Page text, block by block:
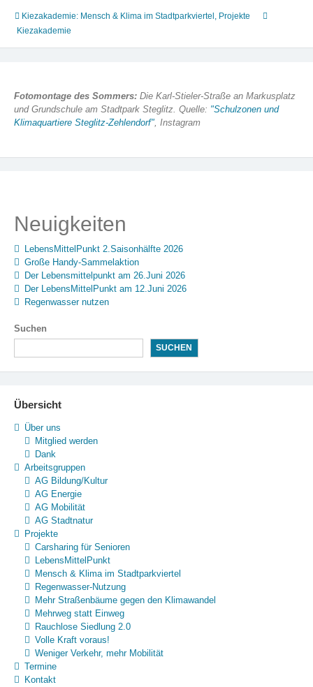
wieder
da!
Kiezakademie: Mensch & Klima im Stadtparkviertel , Projekte
Kiezakademie
Fotomontage des Sommers:Die Karl-Stieler-Straße an Markusplatz
und Grundschule am Stadtpark Steglitz. Quelle: "Schulzonen und
Klimaquartiere Steglitz-Zehlendorf", Instagram
Neuigkeiten
LebensMittelPunkt 2.Saisonhälfte 2026
Große Handy-Sammelaktion
Der Lebensmittelpunkt am 26.Juni 2026
Der LebensMittelPunkt am 12.Juni 2026
Regenwasser nutzen
Suchen
SUCHEN
Übersicht
Über uns
Mitglied werden
Dank
Arbeitsgruppen
AG Bildung/Kultur
AG Energie
AG Mobilität
AG Stadtnatur
Projekte
Carsharing für Senioren
LebensMittelPunkt
Mensch & Klima im Stadtparkviertel
Regenwasser-Nutzung
Mehr Straßenbäume gegen den Klimawandel
Mehrweg statt Einweg
Rauchlose Siedlung 2.0
Volle Kraft voraus!
Weniger Verkehr, mehr Mobilität
Termine
Kontakt